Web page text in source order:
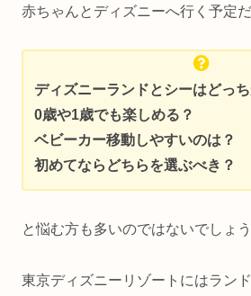
赤ちゃんとディズニーへ行く予定だ
ディズニーランドとシーはどっ
0歳や1歳でも楽しめる？
ベビーカー移動しやすいのは？
初めてならどちらを選ぶべき？
と悩む方も多いのではないでしょう
東京ディズニーリゾートにはラン